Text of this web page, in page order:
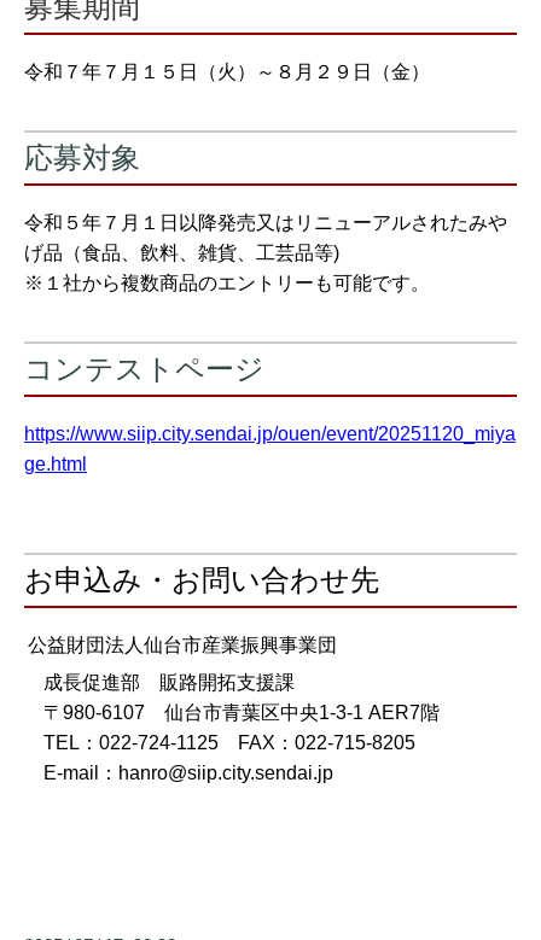
令和７年７月１５日（火）～８月２９日（金）
応募対象
令和５年７月１日以降発売又はリニューアルされたみや
げ品（食品、飲料、雑貨、工芸品等)
※１社から複数商品のエントリーも可能です。
コンテストページ
https://www.siip.city.sendai.jp/ouen/event/20251120_miya
ge.html
お申込み・お問い合わせ先
公益財団法人仙台市産業振興事業団
成長促進部 販路開拓支援課
〒980-6107 仙台市青葉区中央1-3-1 AER7階
TEL：022-724-1125 FAX：022-715-8205
E-mail：hanro@siip.city.sendai.jp